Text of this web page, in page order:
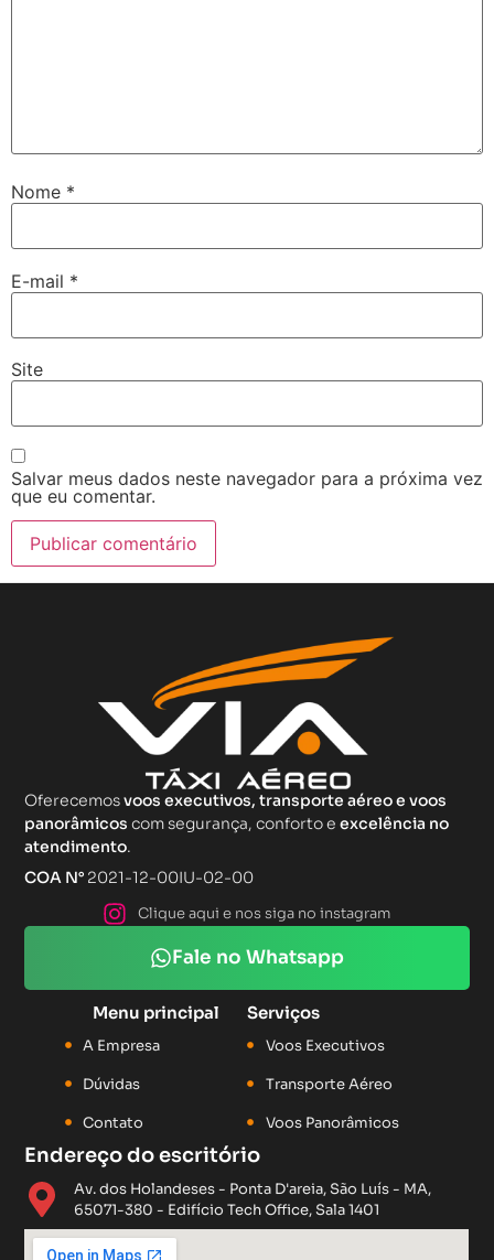
Nome *
E-mail *
Site
Salvar meus dados neste navegador para a próxima vez
que eu comentar.
Oferecemosvoos executivos, transporte aéreo e voos
panorâmicos com segurança, conforto eexcelência no
atendimento.
COA N° 2021-12-00IU-02-00
Clique aqui e nos siga no instagram
Fale no Whatsapp
Menu principal
A Empresa
Dúvidas
Contato
Serviços
Voos Executivos
Transporte Aéreo
Voos Panorâmicos
Endereço do escritório
Av. dos Holandeses - Ponta D'areia, São Luís - MA,
65071-380 - Edifício Tech Office, Sala 1401